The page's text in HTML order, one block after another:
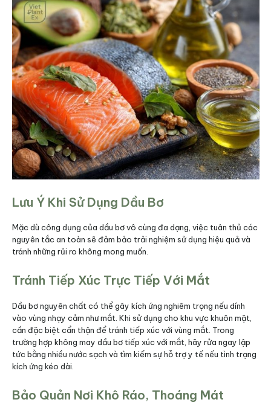
Lưu Ý Khi Sử Dụng Dầu Bơ
Mặc dù công dụng của dầu bơ vô cùng đa dạng, việc tuân thủ các
nguyên tắc an toàn sẽ đảm bảo trải nghiệm sử dụng hiệu quả và
tránh những rủi ro không mong muốn.
Tránh Tiếp Xúc Trực Tiếp Với Mắt
Dầu bơ nguyên chất có thể gây kích ứng nghiêm trọng nếu dính
vào vùng nhạy cảm như mắt. Khi sử dụng cho khu vực khuôn mặt,
cần đặc biệt cẩn thận để tránh tiếp xúc với vùng mắt. Trong
trường hợp không may dầu bơ tiếp xúc với mắt, hãy rửa ngay lập
tức bằng nhiều nước sạch và tìm kiếm sự hỗ trợ y tế nếu tình trạng
kích ứng kéo dài.​
Bảo Quản Nơi Khô Ráo, Thoáng Mát